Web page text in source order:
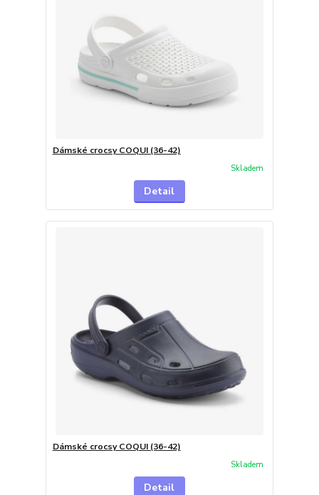
Dámské crocsy COQUI (36-42)
Skladem
Detail
Dámské crocsy COQUI (36-42)
Skladem
Detail